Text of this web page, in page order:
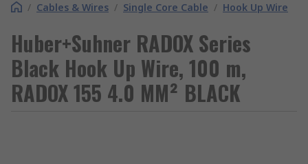
/ Cables & Wires / Single Core Cable / Hook Up Wire
Huber+Suhner RADOX Series
Black Hook Up Wire, 100 m,
RADOX 155 4.0 MM² BLACK